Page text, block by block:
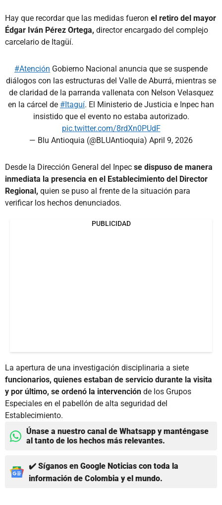
Hay que recordar que las medidas fueron el retiro del mayor
Édgar Iván Pérez Ortega, director encargado del complejo
carcelario de Itagüí.
#Atención Gobierno Nacional anuncia que se suspende
diálogos con las estructuras del Valle de Aburrá, mientras se
de claridad de la parranda vallenata con Nelson Velasquez
en la cárcel de #Itaguí. El Ministerio de Justicia e Inpec han
insistido que el evento no estaba autorizado.
pic.twitter.com/8rdXn0PUdF
— Blu Antioquia (@BLUAntioquia) April 9, 2026
Desde la Dirección General del Inpec se dispuso de manera
inmediata la presencia en el Establecimiento del Director
Regional, quien se puso al frente de la situación para
verificar los hechos denunciados.
PUBLICIDAD
La apertura de una investigación disciplinaria a siete
funcionarios, quienes estaban de servicio durante la visita
y por último, se ordenó la intervención de los Grupos
Especiales en el pabellón de alta seguridad del
Establecimiento.
Únase a nuestro canal de Whatsapp y manténgase
al tanto de los hechos más relevantes.
✔️ Síganos en Google Noticias con toda la
información de Colombia y el mundo.